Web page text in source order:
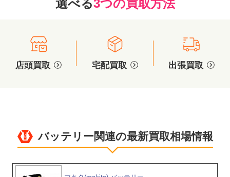
選べる3つの買取方法
店頭買取 宅配買取 出張買取
バッテリー関連の最新買取相場情報